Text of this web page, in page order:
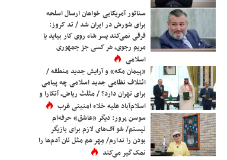
سناتور آمریکایی خواهان ارسال اسلحه
برای شورش در ایران شد / تد کروز:
فرقی نمی‌کند پسر شاه روی کار بیاید یا
مریم رجوی، هر کسی جز جمهوری
اسلامی
«پیمان مکه» و آرایش جدید منطقه /
ائتلاف نظامی جدید اسلامی چه پیامی
برای تهران دارد؟ / مثلث ریاض، آنکارا و
اسلام‌آباد علیه خلاء امنیتی غرب
سوسن پرور: دیگر «عاشق» حرفه‌ام
نیستم/ شو آف‌های لازم برای بازیگر
بودن را ندارم/ مِهر هم مثل نان آدم‌ها را
نمک‌گیر می‌کند